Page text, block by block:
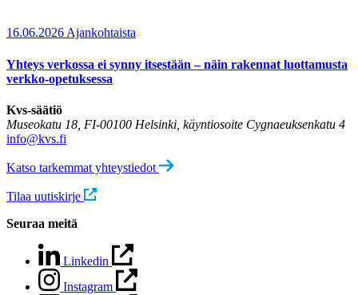
16.06.2026 Ajankohtaista
Yhteys verkossa ei synny itsestään – näin rakennat luottamusta
verkko-opetuksessa
Kvs-säätiö
Museokatu 18, FI-00100 Helsinki, käyntiosoite Cygnaeuksenkatu 4
info@kvs.fi
Katso tarkemmat yhteystiedot
Tilaa uutiskirje
Seuraa meitä
Linkedin
Instagram